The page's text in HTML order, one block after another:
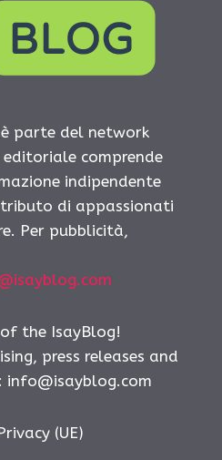
parte del network
comprende
indipendente
di appassionati
Per pubblicità,
the IsayBlog!
press releases and
info@isayblog.com
(UE)